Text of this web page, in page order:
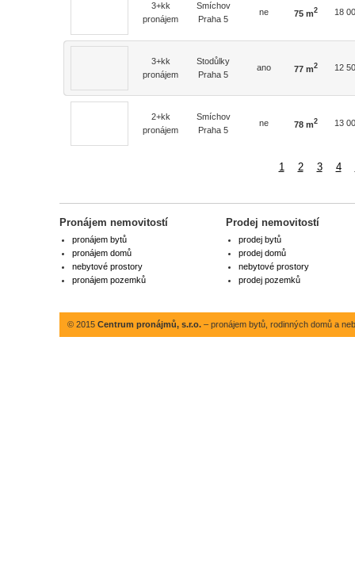
3+kk
pronájem
Smíchov
Praha 5
ne 75 m2 18
3+kk
pronájem
Stodůlky
Praha 5
ano 77 m2 12
2+kk
pronájem
Smíchov
Praha 5
ne 78 m2 13
1 2 3 4
Pronájem nemovitostí
pronájem bytů
pronájem domů
nebytové prostory
pronájem pozemků
Prodej nemovitostí
prodej bytů
prodej domů
nebytové prostory
prodej pozemků
© 2015 Centrum pronájmů, s.r.o.– pronájem bytů, rodinných domů a